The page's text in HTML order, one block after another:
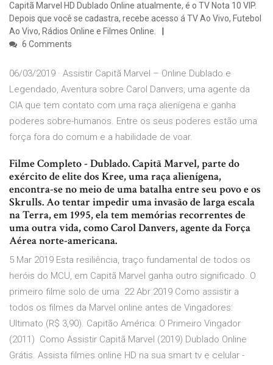
Capitã Marvel HD Dublado Online atualmente, é o TV Nota 10 VIP.
Depois que você se cadastra, recebe acesso á TV Ao Vivo, Futebol
Ao Vivo, Rádios Online e Filmes Online.
6 Comments
06/03/2019 · Assistir Capitã Marvel – Online Dublado e
Legendado, Aventura sobre Carol Danvers, uma agente da
CIA que tem contato com uma raça alienígena e ganha
poderes sobre-humanos. Entre os seus poderes estão uma
força fora do comum e a habilidade de voar.
Filme Completo - Dublado. Capitã Marvel, parte do
exército de elite dos Kree, uma raça alienígena,
encontra-se no meio de uma batalha entre seu povo e os
Skrulls. Ao tentar impedir uma invasão de larga escala
na Terra, em 1995, ela tem memórias recorrentes de
uma outra vida, como Carol Danvers, agente da Força
Aérea norte-americana.
5 Mar 2019 Esta resiliência, traço fundamental de todos os
heróis do MCU, em Capitã Marvel ganha outro significado. O
primeiro filme solo de uma 22 Abr 2019 Como assistir a
todos os filmes da Marvel online antes de Vingadores:
Ultimato (R$ 3,90). Capitão América: O Primeiro Vingador
(2011) Como Assistir Capitã Marvel (2019) Dublado Online
Grátis. Assista filmes online HD na sua smart tv e celular -